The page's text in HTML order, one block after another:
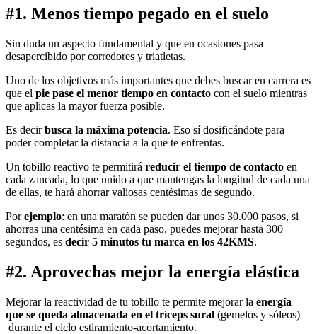
#1. Menos tiempo pegado en el suelo
Sin duda un aspecto fundamental y que en ocasiones pasa
desapercibido por corredores y triatletas.
Uno de los objetivos más importantes que debes buscar en carrera es
que el pie pase el menor tiempo en contacto con el suelo mientras
que aplicas la mayor fuerza posible.
Es decirbusca la máxima potencia. Eso sí dosificándote para
poder completar la distancia a la que te enfrentas.
Un tobillo reactivo te permitirá reducir el tiempo de contacto en
cada zancada, lo que unido a que mantengas la longitud de cada una
de ellas, te hará ahorrar valiosas centésimas de segundo.
Porejemplo: en una maratón se pueden dar unos 30.000 pasos, si
ahorras una centésima en cada paso, puedes mejorar hasta 300
segundos, es decir 5 minutos tu marca en los 42KMS.
#2. Aprovechas mejor la energía elástica
Mejorar la reactividad de tu tobillo te permite mejorar la energía
que se queda almacenada en el tríceps sural (gemelos y sóleos)
durante el ciclo estiramiento-acortamiento.